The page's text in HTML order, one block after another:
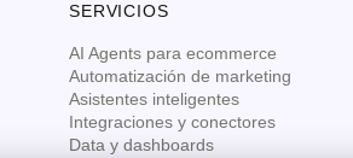
SERVICIOS
AI Agents para ecommerce
Automatización de marketing
Asistentes inteligentes
Integraciones y conectores
Data y dashboards